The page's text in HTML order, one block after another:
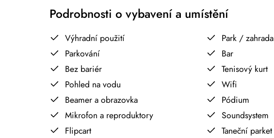
Podrobnosti o vybavení a umístění
Výhradní použití
Park / zahrada
Parkování
Bar
Bez bariér
Tenisový kurt
Pohled na vodu
Wifi
Beamer a obrazovka
Pódium
Mikrofon a reproduktory
Soundsystem
Flipcart
Taneční parket